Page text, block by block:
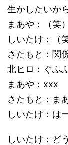
生かしたいか
まあや：（笑）
しいたけ：（笑
さたもと：関
北ヒロ：ぐふ
まあや：xxx
さたもと：ま
しいたけ：は
しいたけ：ど